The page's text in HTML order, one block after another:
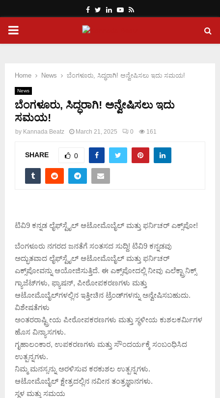
Facebook
Twitter
LinkedinYoutube
Rss
PRIMARY
Home News ಬೆಂಗಳೂರು, ಸಿದ್ಧರಾಗಿ! ಅನ್ವೇಷಿಸಲು ಇದು ಸಮಯ!
News
ಬೆಂಗಳೂರು, ಸಿದ್ಧರಾಗಿ! ಅನ್ವೇಷಿಸಲು ಇದು
ಸಮಯ!
by Kannada Beatz March 21, 2025 0 161
SHARE 0
ಟಿವಿ9 ಕನ್ನಡ ಲೈಫ್‌ಸ್ಟೈಲ್ ಆಟೋಮೊಬೈಲ್ ಮತ್ತು ಫರ್ನಿಚರ್ ಎಕ್ಸ್‌ಪೋ!
ಬೆಂಗಳೂರು ನಗರದ ಜನತೆಗೆ ಸಂತಸದ ಸುದ್ದಿ! ಟಿವಿ9 ಕನ್ನಡವು
ಅದ್ಭುತವಾದ ಲೈಫ್‌ಸ್ಟೈಲ್ ಆಟೋಮೊಬೈಲ್ ಮತ್ತು ಫರ್ನಿಚರ್
ಎಕ್ಸ್‌ಪೋವನ್ನು ಆಯೋಜಿಸುತ್ತಿದೆ. ಈ ಎಕ್ಸ್‌ಪೋದಲ್ಲಿ ನೀವು ಎಲೆಕ್ಟ್ರಾನಿಕ್ಸ್
ಗ್ಯಾಜೆಟ್‌ಗಳು, ಫ್ಯಾಷನ್, ಪೀಠೋಪಕರಣಗಳು ಮತ್ತು
ಆಟೋಮೊಬೈಲ್‌ಗಳಲ್ಲಿನ ಇತ್ತೀಚಿನ ಟ್ರೆಂಡ್‌ಗಳನ್ನು ಅನ್ವೇಷಿಸಬಹುದು.
ವಿಶೇಷತೆಗಳು
ಅಂತರರಾಷ್ಟ್ರೀಯ ಪೀಠೋಪಕರಣಗಳು ಮತ್ತು ಸ್ಥಳೀಯ ಕುಶಲಕರ್ಮಿಗಳ
ಹೊಸ ವಿನ್ಯಾಸಗಳು.
ಗೃಹಾಲಂಕಾರ, ಉಪಕರಣಗಳು ಮತ್ತು ಸೌಂದರ್ಯಕ್ಕೆ ಸಂಬಂಧಿಸಿದ
ಉತ್ಪನ್ನಗಳು.
ನಿಮ್ಮ ಮನಸ್ಸನ್ನು ಅರಳಿಸುವ ಕರಕುಶಲ ಉತ್ಪನ್ನಗಳು.
ಆಟೋಮೊಬೈಲ್ ಕ್ಷೇತ್ರದಲ್ಲಿನ ನವೀನ ತಂತ್ರಜ್ಞಾನಗಳು.
ಸ್ಥಳ ಮತ್ತು ಸಮಯ